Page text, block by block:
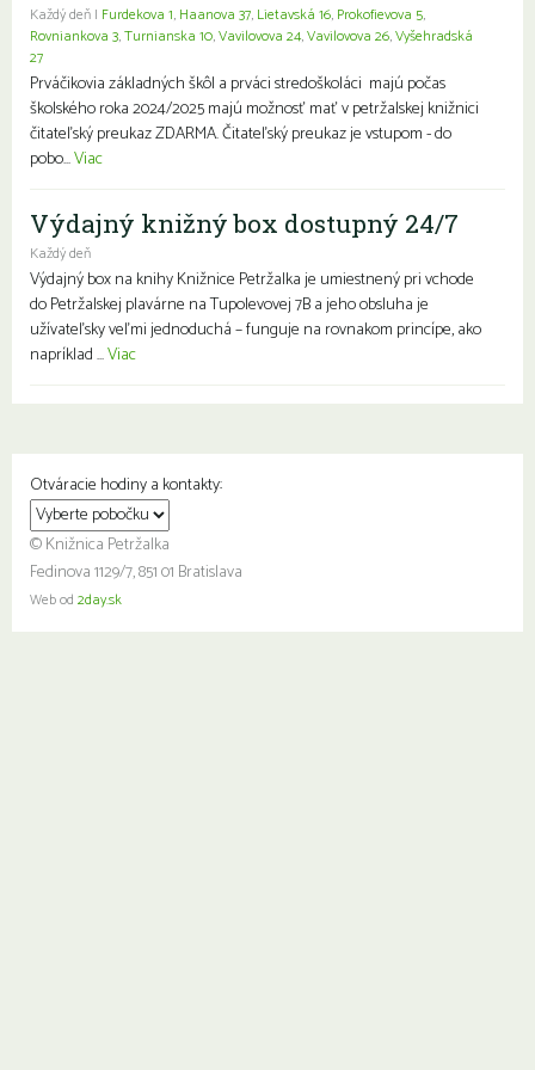
Každý deň | Furdekova 1, Haanova 37, Lietavská 16, Prokofievova 5,
Rovniankova 3,Turnianska 10,Vavilovova 24,Vavilovova 26,Vyšehradská
27
Prváčikovia základných škôl a prváci stredoškoláci majú počas
školského roka 2024/2025 majú možnosť mať v petržalskej knižnici
čitateľský preukaz ZDARMA. Čitateľský preukaz je vstupom - do
pobo...Viac
Výdajný knižný box dostupný 24/7
Každý deň
Výdajný box na knihy Knižnice Petržalka je umiestnený pri vchode
do Petržalskej plavárne na Tupolevovej 7B a jeho obsluha je
užívateľsky veľmi jednoduchá – funguje na rovnakom princípe, ako
napríklad ...Viac
Otváracie hodiny a kontakty:
© Knižnica Petržalka
Fedinova 1129/7, 851 01 Bratislava
Web od 2day.sk